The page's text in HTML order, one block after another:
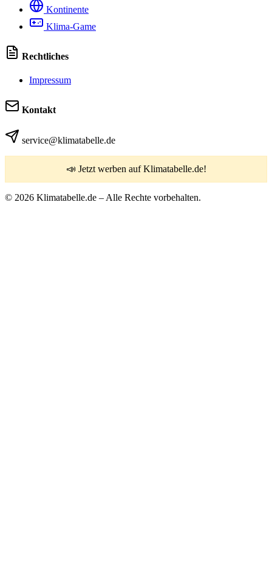
Kontinente
Klima-Game
Rechtliches
Impressum
Kontakt
service@klimatabelle.de
📣 Jetzt werben auf Klimatabelle.de!
© 2026 Klimatabelle.de – Alle Rechte vorbehalten.